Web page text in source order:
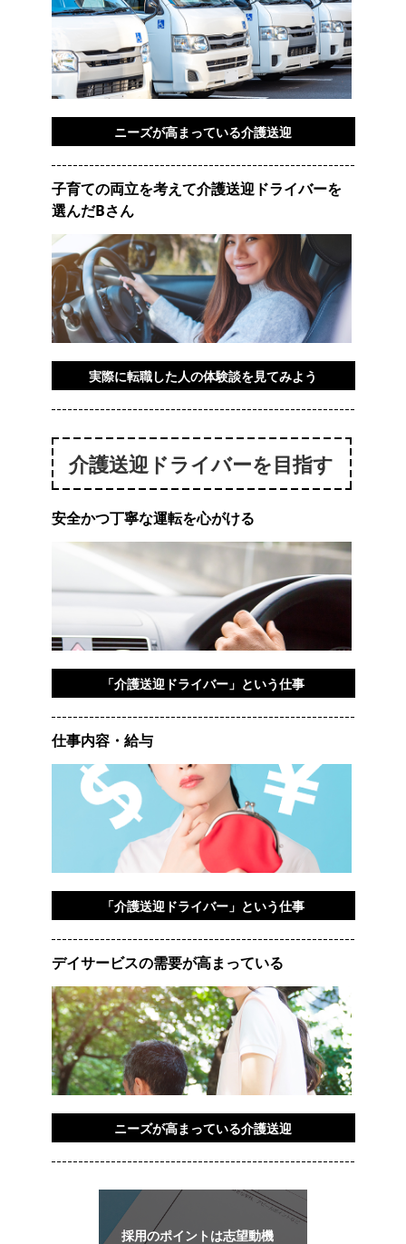
ニーズが高まっている介護送迎
子育ての両立を考えて介護送迎ドライバーを
選んだBさん
実際に転職した人の体験談を見てみよう
介護送迎ドライバーを目指す
安全かつ丁寧な運転を心がける
「介護送迎ドライバー」という仕事
仕事内容・給与
「介護送迎ドライバー」という仕事
デイサービスの需要が高まっている
ニーズが高まっている介護送迎
採用のポイントは志望動機